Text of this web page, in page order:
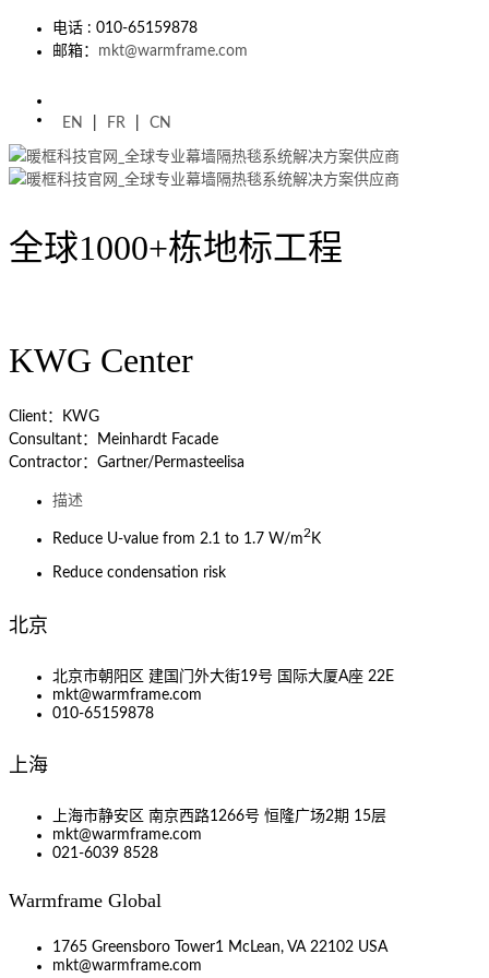
电话 : 010-65159878
邮箱： mkt@warmframe.com
EN FR CN
全球1000+栋地标工程
KWG Center
Client：KWG
Consultant：Meinhardt Facade
Contractor：Gartner/Permasteelisa
描述
Reduce U-value from 2.1 to 1.7 W/m2 K
Reduce condensation risk
北京
北京市朝阳区 建国门外大街19号 国际大厦A座 22E
mkt@warmframe.com
010-65159878
上海
上海市静安区 南京西路1266号 恒隆广场2期 15层
mkt@warmframe.com
021-6039 8528
Warmframe Global
1765 Greensboro Tower1 McLean, VA 22102 USA
mkt@warmframe.com